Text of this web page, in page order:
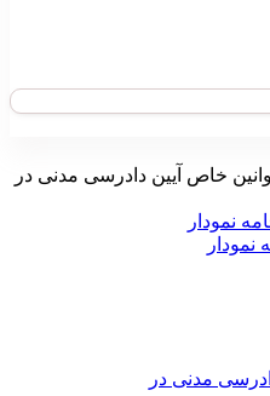
خاص آیین دادرسی مدنی در